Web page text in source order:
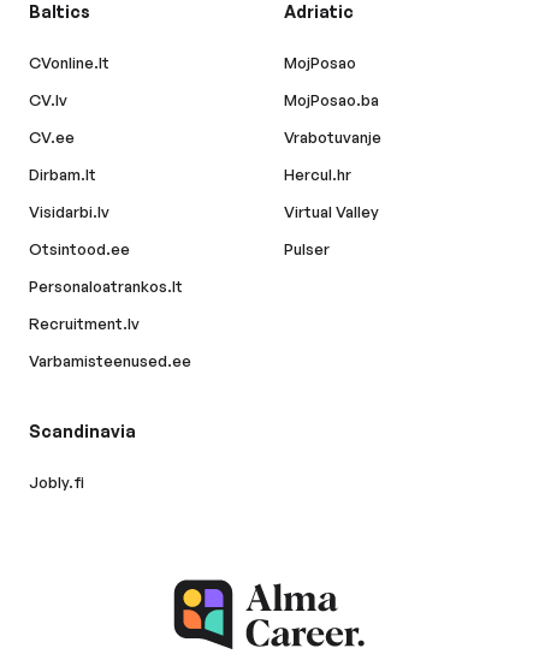
Baltics
CVonline.lt
CV.lv
CV.ee
Dirbam.lt
Visidarbi.lv
Otsintood.ee
Personaloatrankos.lt
Recruitment.lv
Varbamisteenused.ee
Adriatic
MojPosao
MojPosao.ba
Vrabotuvanje
Hercul.hr
Virtual Valley
Pulser
Scandinavia
Jobly.fi